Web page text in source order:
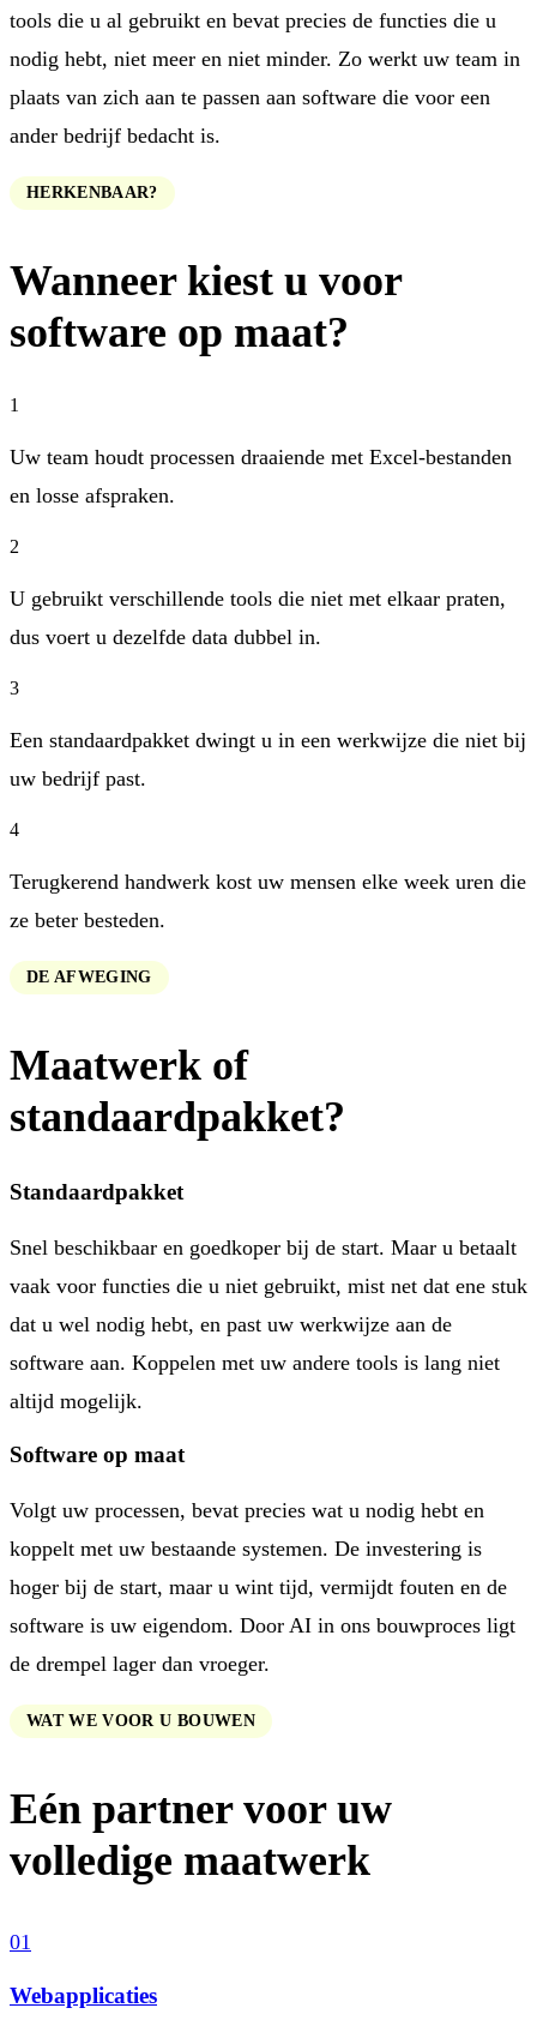
tools die u al gebruikt en bevat precies de functies die u
nodig hebt, niet meer en niet minder. Zo werkt uw team in
plaats van zich aan te passen aan software die voor een
ander bedrijf bedacht is.
HERKENBAAR?
Wanneer kiest u voor
software op maat?
1
Uw team houdt processen draaiende met Excel-bestanden
en losse afspraken.
2
U gebruikt verschillende tools die niet met elkaar praten,
dus voert u dezelfde data dubbel in.
3
Een standaardpakket dwingt u in een werkwijze die niet bij
uw bedrijf past.
4
Terugkerend handwerk kost uw mensen elke week uren die
ze beter besteden.
DE AFWEGING
Maatwerk of
standaardpakket?
Standaardpakket
Snel beschikbaar en goedkoper bij de start. Maar u betaalt
vaak voor functies die u niet gebruikt, mist net dat ene stuk
dat u wel nodig hebt, en past uw werkwijze aan de
software aan. Koppelen met uw andere tools is lang niet
altijd mogelijk.
Software op maat
Volgt uw processen, bevat precies wat u nodig hebt en
koppelt met uw bestaande systemen. De investering is
hoger bij de start, maar u wint tijd, vermijdt fouten en de
software is uw eigendom. Door AI in ons bouwproces ligt
de drempel lager dan vroeger.
WAT WE VOOR U BOUWEN
Eén partner voor uw
volledige maatwerk
01
Webapplicaties